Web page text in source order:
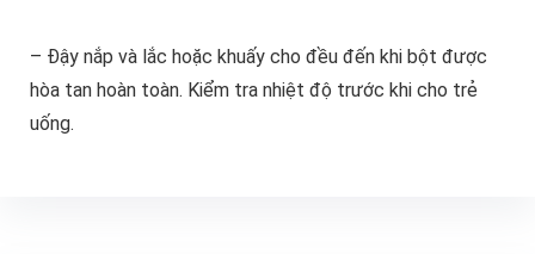
– Đậy nắp và lắc hoặc khuấy cho đều đến khi bột được
hòa tan hoàn toàn. Kiểm tra nhiệt độ trước khi cho trẻ
uống.